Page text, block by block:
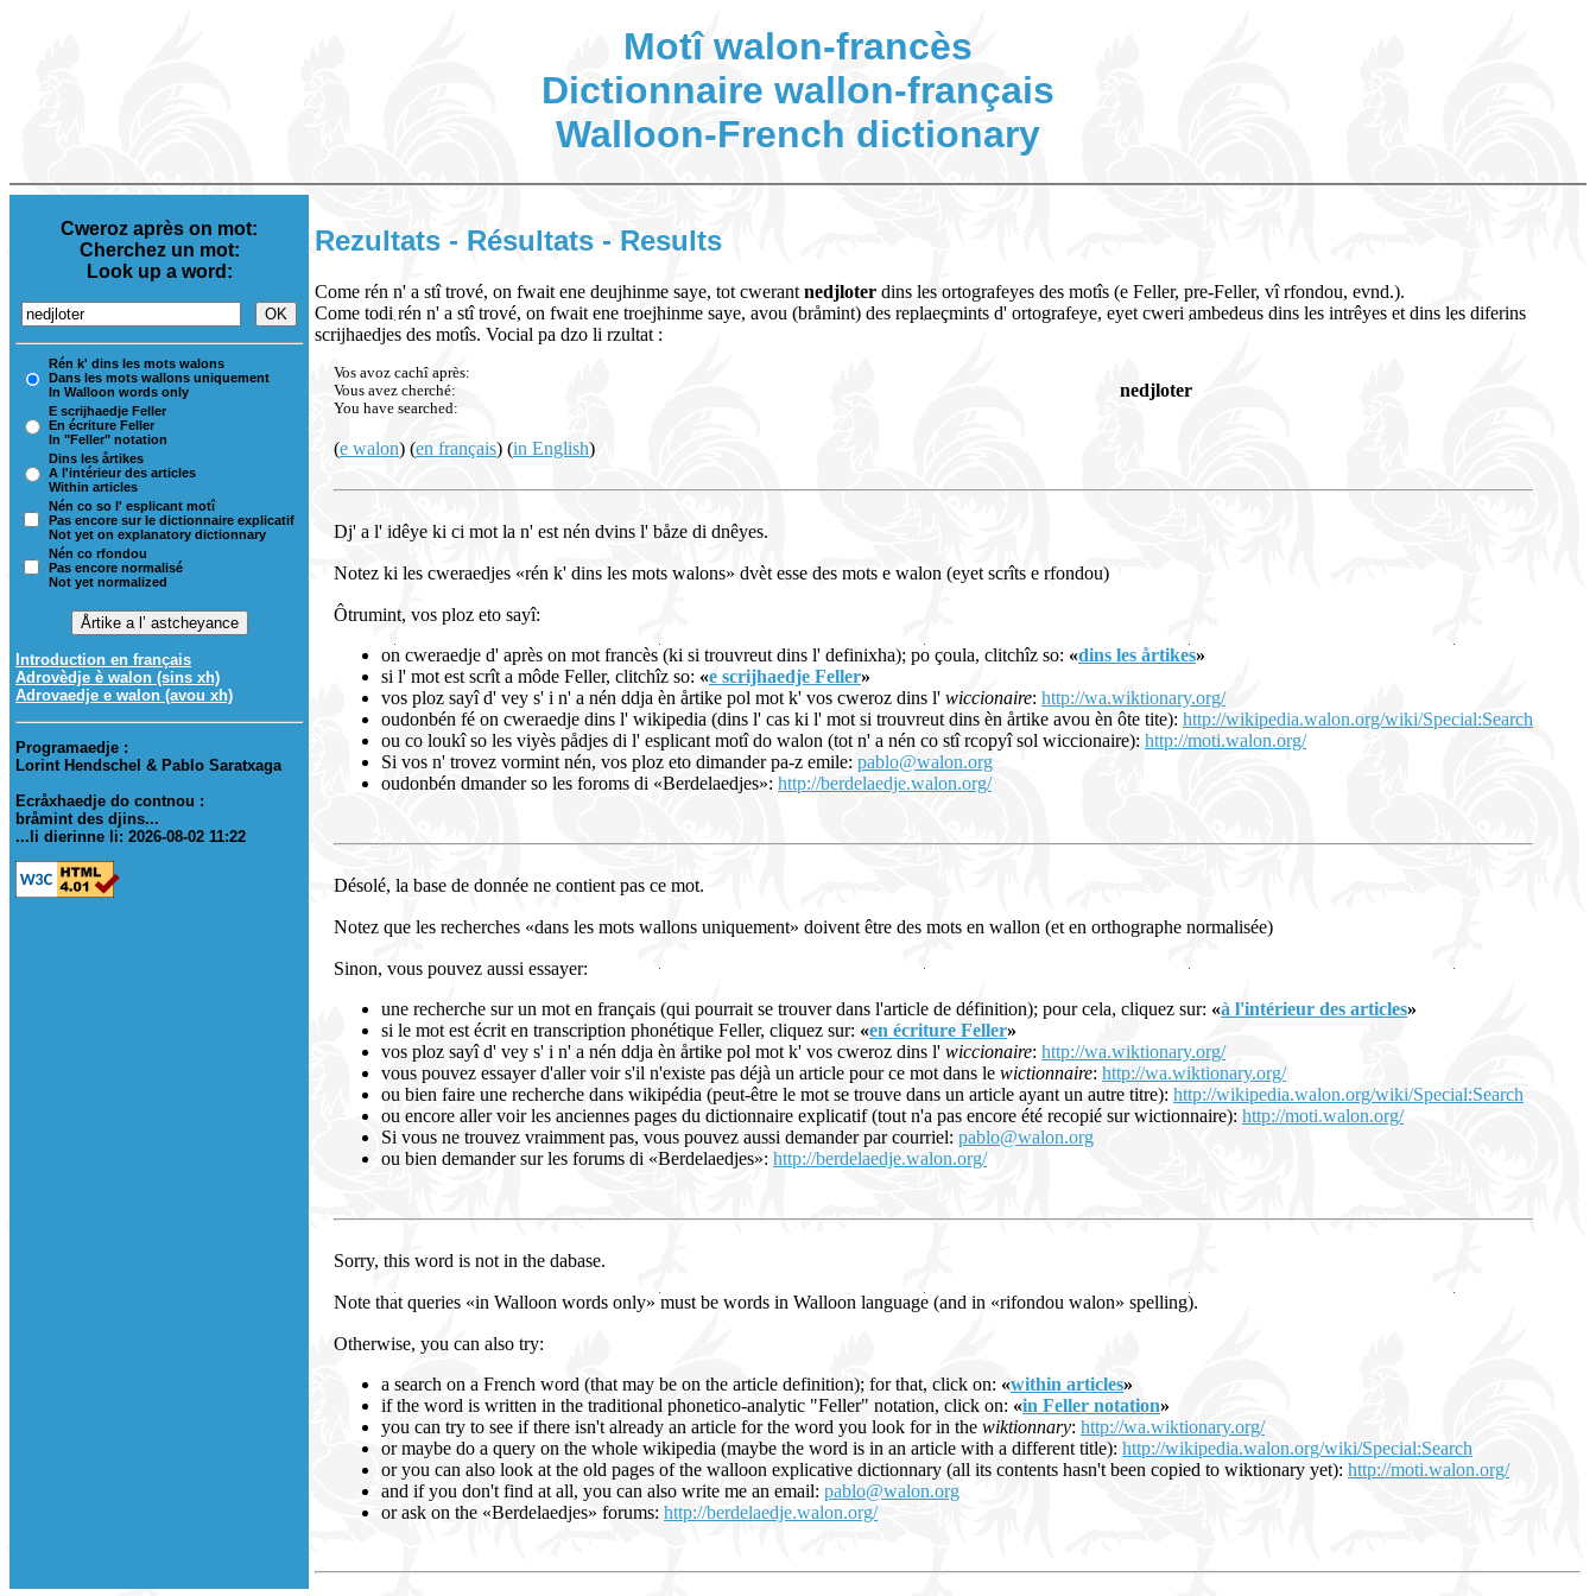
Motî walon-francès
Dictionnaire wallon-français
Walloon-French dictionary
Cweroz après on mot:
Cherchez un mot:
Look up a word:
Rén k' dins les mots walons
Dans les mots wallons uniquement
In Walloon words only
E scrijhaedje Feller
En écriture Feller
In "Feller" notation
Dins les årtikes
A l'intérieur des articles
Within articles
Nén co so l' esplicant motî
Pas encore sur le dictionnaire explicatif
Not yet on explanatory dictionnary
Nén co rfondou
Pas encore normalisé
Not yet normalized
Introduction en français
Adrovèdje è walon (sins xh)
Adrovaedje e walon (avou xh)
Programaedje :
Lorint Hendschel & Pablo Saratxaga
Ecråxhaedje do contnou :
bråmint des djins...
...li dierinne li: 2026-08-02 11:22
Rezultats - Résultats - Results
Come rén n' a stî trové, on fwait ene deujhinme saye, tot cwerant nedjloter dins les ortografeyes des motîs (e Feller, pre-Feller, vî rfondou, evnd.).
Come todi rén n' a stî trové, on fwait ene troejhinme saye, avou (bråmint) des replaeçmints d' ortografeye, eyet cweri ambedeus dins les intrêyes et dins les diferins
scrijhaedjes des motîs. Vocial pa dzo li rzultat :
Vos avoz cachî après:
Vous avez cherché:
You have searched:
nedjloter
(e walon) (en français) (in English)
Dj' a l' idêye ki ci mot la n' est nén dvins l' båze di dnêyes.
Notez ki les cweraedjes «rén k' dins les mots walons» dvèt esse des mots e walon (eyet scrîts e rfondou)
Ôtrumint, vos ploz eto sayî:
on cweraedje d' après on mot francès (ki si trouvreut dins l' definixha); po çoula, clitchîz so: «dins les årtikes»
si l' mot est scrît a môde Feller, clitchîz so: «e scrijhaedje Feller»
vos ploz sayî d' vey s' i n' a nén ddja èn årtike pol mot k' vos cweroz dins l' wiccionaire: http://wa.wiktionary.org/
oudonbén fé on cweraedje dins l' wikipedia (dins l' cas ki l' mot si trouvreut dins èn årtike avou èn ôte tite): http://wikipedia.walon.org/wiki/Special:Search
ou co loukî so les viyès pådjes di l' esplicant motî do walon (tot n' a nén co stî rcopyî sol wiccionaire): http://moti.walon.org/
Si vos n' trovez vormint nén, vos ploz eto dimander pa-z emile: pablo@walon.org
oudonbén dmander so les foroms di «Berdelaedjes»: http://berdelaedje.walon.org/
Désolé, la base de donnée ne contient pas ce mot.
Notez que les recherches «dans les mots wallons uniquement» doivent être des mots en wallon (et en orthographe normalisée)
Sinon, vous pouvez aussi essayer:
une recherche sur un mot en français (qui pourrait se trouver dans l'article de définition); pour cela, cliquez sur: «à l'intérieur des articles»
si le mot est écrit en transcription phonétique Feller, cliquez sur: «en écriture Feller»
vos ploz sayî d' vey s' i n' a nén ddja èn årtike pol mot k' vos cweroz dins l' wiccionaire: http://wa.wiktionary.org/
vous pouvez essayer d'aller voir s'il n'existe pas déjà un article pour ce mot dans le wictionnaire: http://wa.wiktionary.org/
ou bien faire une recherche dans wikipédia (peut-être le mot se trouve dans un article ayant un autre titre): http://wikipedia.walon.org/wiki/Special:Search
ou encore aller voir les anciennes pages du dictionnaire explicatif (tout n'a pas encore été recopié sur wictionnaire): http://moti.walon.org/
Si vous ne trouvez vraimment pas, vous pouvez aussi demander par courriel: pablo@walon.org
ou bien demander sur les forums di «Berdelaedjes»: http://berdelaedje.walon.org/
Sorry, this word is not in the dabase.
Note that queries «in Walloon words only» must be words in Walloon language (and in «rifondou walon» spelling).
Otherwise, you can also try:
a search on a French word (that may be on the article definition); for that, click on: «within articles»
if the word is written in the traditional phonetico-analytic "Feller" notation, click on: «in Feller notation»
you can try to see if there isn't already an article for the word you look for in the wiktionnary: http://wa.wiktionary.org/
or maybe do a query on the whole wikipedia (maybe the word is in an article with a different title): http://wikipedia.walon.org/wiki/Special:Search
or you can also look at the old pages of the walloon explicative dictionnary (all its contents hasn't been copied to wiktionary yet): http://moti.walon.org/
and if you don't find at all, you can also write me an email: pablo@walon.org
or ask on the «Berdelaedjes» forums: http://berdelaedje.walon.org/